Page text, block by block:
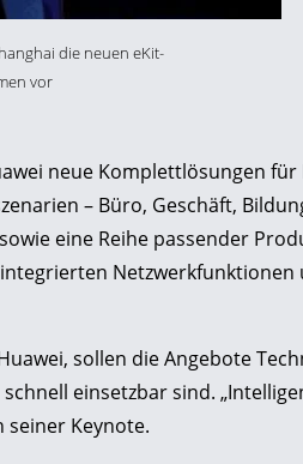
die neuen eKit-
vor
neue Komplettlösungen für
– Büro, Geschäft,
eine Reihe passender
Netzwerkfunktionen
sollen die Angebote
einsetzbar sind.
seiner Keynote.